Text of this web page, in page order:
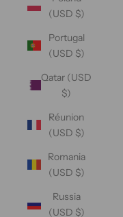
(USD $)
Portugal
(USD $)
Qatar (USD
$)
Réunion
(USD $)
Romania
(USD $)
Russia
(USD $)